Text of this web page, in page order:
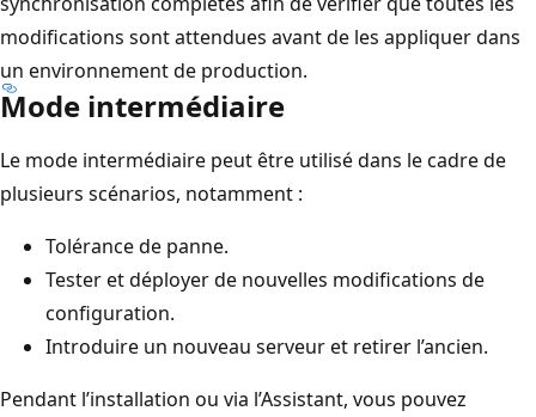
modifications sont attendues avant de les appliquer dans
un environnement de production.
Mode intermédiaire
Le mode intermédiaire peut être utilisé dans le cadre de
plusieurs scénarios, notamment :
Tolérance de panne.
Tester et déployer de nouvelles modifications de
configuration.
Introduire un nouveau serveur et retirer l’ancien.
Pendant l’installation ou via l’Assistant, vous pouvez